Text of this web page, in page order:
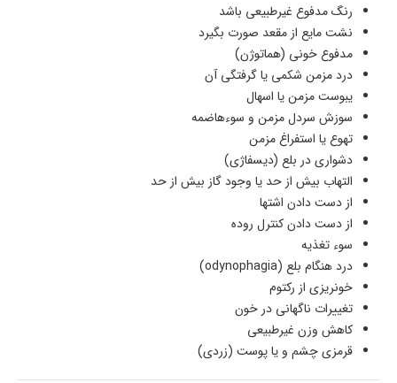
رنگ مدفوع غیرطبیعی باشد
نشت مایع از مقعد صورت بگیرد
مدفوع خونی (هماتوژن)
درد مزمن شکمی یا گرفتگی آن
یبوست مزمن یا اسهال
سوزش سردل مزمن و سوء‌هاضمه
تهوع یا استفراغ مزمن
دشواری در بلع (دیسفاژی)
التهاب بیش از حد یا وجود گاز بیش از حد
از دست دادن اشتها
از دست دادن کنترل روده
سوء تغذیه
درد هنگام بلع (odynophagia)
خونریزی از رکتوم
تغییرات ناگهانی در خون
کاهش وزن غیرطبیعی
قرمزی چشم و یا پوست (زردی)